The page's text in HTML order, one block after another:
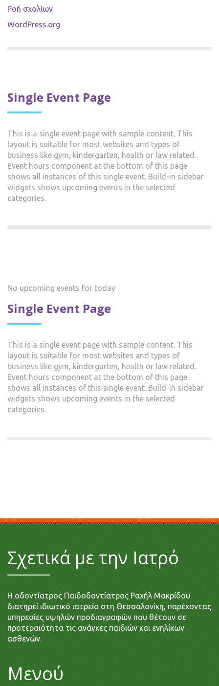
Ροή σχολίων
WordPress.org
Single Event Page
This is a single event page with sample content. This
layout is suitable for most websites and types of
business like gym, kindergarten, health or law related.
Event hours component at the bottom of this page
shows all instances of this single event. Build-in sidebar
widgets shows upcoming events in the selected
categories.
No upcoming events for today
Single Event Page
This is a single event page with sample content. This
layout is suitable for most websites and types of
business like gym, kindergarten, health or law related.
Event hours component at the bottom of this page
shows all instances of this single event. Build-in sidebar
widgets shows upcoming events in the selected
categories.
Σχετικά με την Ιατρό
Η οδοντίατρος Παιδοδοντίατρος Ραχήλ Μακρίδου
διατηρεί ιδιωτικό ιατρείο στη Θεσσαλονίκη, παρέχοντας
υπηρεσίες υψηλών προδιαγραφών που θέτουν σε
προτεραιότητα τις ανάγκες παιδιών και ενηλίκων
ασθενών.
Μενού